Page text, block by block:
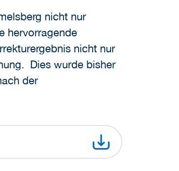
nicht nur
hervorragende
nicht nur
Dies wurde bisher
der